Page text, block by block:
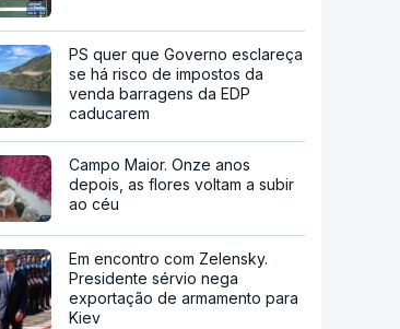
PS quer que Governo esclareça
se há risco de impostos da
venda barragens da EDP
caducarem
Campo Maior. Onze anos
depois, as flores voltam a subir
ao céu
Em encontro com Zelensky.
Presidente sérvio nega
exportação de armamento para
Kiev